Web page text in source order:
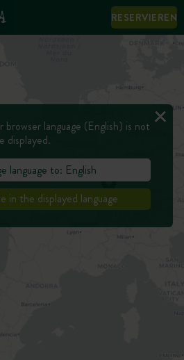
RESERVIEREN
language (English) is not
displayed.
language to: English
in the displayed language